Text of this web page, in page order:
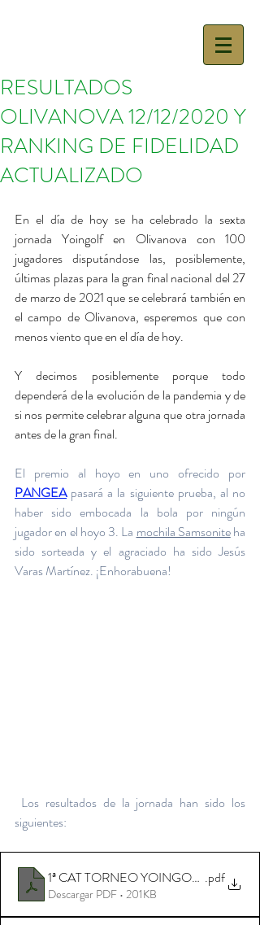
RESULTADOS
OLIVANOVA 12/12/2020 Y
RANKING DE FIDELIDAD
ACTUALIZADO
En el día de hoy se ha celebrado la sexta
jornada Yoingolf en Olivanova con 100
jugadores disputándose las, posiblemente,
últimas plazas para la gran final nacional del 27
de marzo de 2021 que se celebrará también en
el campo de Olivanova, esperemos que con
menos viento que en el día de hoy.
Y decimos posiblemente porque todo
dependerá de la evolución de la pandemia y de
si nos permite celebrar alguna que otra jornada
antes de la gran final.
PANGEA pasará a la siguiente prueba, al no
haber sido embocada la bola por ningún
jugador en el hoyo 3. La mochila Samsonite ha
sido sorteada y el agraciado ha sido Jesús
Varas Martínez. ¡Enhorabuena!
Los resultados de la jornada han sido los
siguientes:
1ª CAT TORNEO YOINGOLF .pdf
Descargar PDF • 201KB